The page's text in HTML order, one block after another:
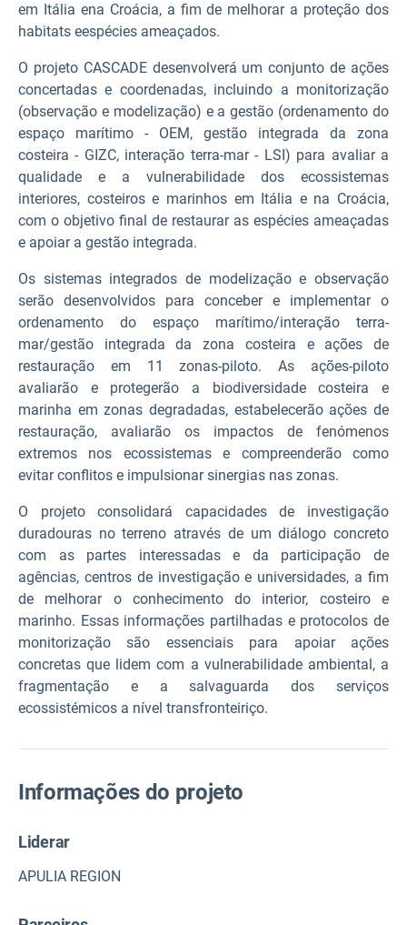
em Itália ena Croácia, a fimde melhorar a proteção dos
habitats eespécies ameaçados.
O projeto CASCADE desenvolverá um conjunto de ações
concertadas e coordenadas, incluindo a monitorização
(observação e modelização) e a gestão (ordenamento do
espaço marítimo - OEM, gestão integrada da zona
costeira - GIZC, interação terra-mar - LSI) para avaliar a
qualidade e a vulnerabilidade dos ecossistemas
interiores, costeiros e marinhos em Itália e na Croácia,
com o objetivo final de restaurar as espécies ameaçadas
e apoiar a gestão integrada.
Os sistemas integrados de modelização e observação
serão desenvolvidos para conceber e implementar o
ordenamento do espaço marítimo/interação terra-
mar/gestão integrada da zona costeira e ações de
restauração em 11 zonas-piloto. As ações-piloto
avaliarão e protegerão a biodiversidade costeira e
marinha em zonas degradadas, estabelecerão ações de
restauração, avaliarão os impactos de fenómenos
extremos nos ecossistemas e compreenderão como
evitar conflitos e impulsionar sinergias nas zonas.
O projeto consolidará capacidades de investigação
duradouras no terreno através de um diálogo concreto
com as partes interessadas e da participação de
agências, centros de investigação e universidades, a fim
de melhorar o conhecimento do interior, costeiro e
marinho. Essas informações partilhadas e protocolos de
monitorização são essenciais para apoiar ações
concretas que lidem com a vulnerabilidade ambiental, a
fragmentação e a salvaguarda dos serviços
ecossistémicos a nível transfronteiriço.
Informações do projeto
Liderar
APULIA REGION